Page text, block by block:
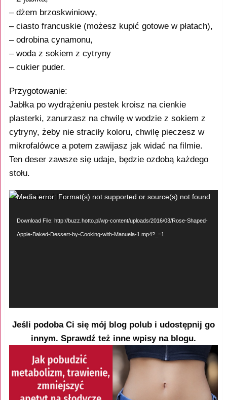
– dżem brzoskwiniowy,
– ciasto francuskie (możesz kupić gotowe w płatach),
– odrobina cynamonu,
– woda z sokiem z cytryny
– cukier puder.
Przygotowanie:
Jabłka po wydrążeniu pestek kroisz na cienkie
plasterki, zanurzasz na chwilę w wodzie z sokiem z
cytryny, żeby nie straciły koloru, chwilę pieczesz w
mikrofalówce a potem zawijasz jak widać na filmie.
Ten deser zawsze się udaje, będzie ozdobą każdego
stołu.
Odtwarzacz
Media error: Format(s) not supported or source(s) not found
Download File: http://buzz.hotto.pl/wp-content/uploads/2016/03/Rose-Shaped-
Apple-Baked-Dessert-by-Cooking-with-Manuela-1.mp4?_=1
Jeśli podoba Ci się mój blog polub i udostępnij go
innym. Sprawdź też inne wpisy na blogu.